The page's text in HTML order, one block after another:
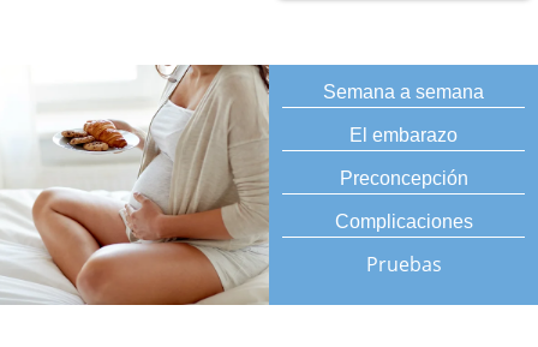
Semana a semana
El embarazo
Preconcepción
Complicaciones
Pruebas